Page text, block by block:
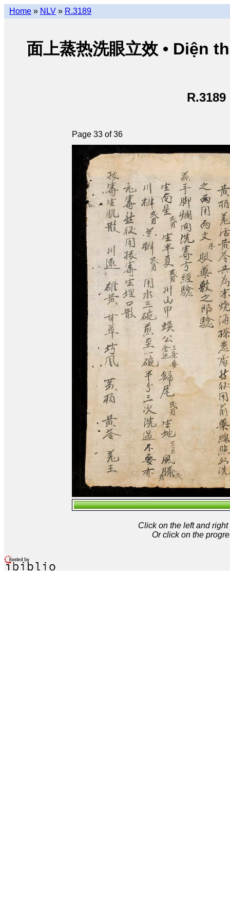
Home » NLV » R.3189
面上蒸热洗眼立效 •
R.3189
Page 33 of 36
Click on the left and
Or click on the